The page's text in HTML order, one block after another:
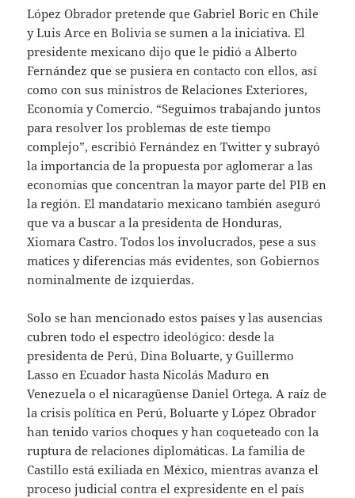
López Obrador pretende que Gabriel Boric en Chile
y Luis Arce en Bolivia se sumen a la iniciativa. El
presidente mexicano dijo que le pidió a Alberto
Fernández que se pusiera en contacto con ellos, así
como con sus ministros de Relaciones Exteriores,
Economía y Comercio. “Seguimos trabajando juntos
para resolver los problemas de este tiempo
complejo”, escribió Fernández en Twitter y subrayó
la importancia de la propuesta por aglomerar a las
economías que concentran la mayor parte del PIB en
la región. El mandatario mexicano también aseguró
que va a buscar a la presidenta de Honduras,
Xiomara Castro. Todos los involucrados, pese a sus
matices y diferencias más evidentes, son Gobiernos
nominalmente de izquierdas.
Solo se han mencionado estos países y las ausencias
cubren todo el espectro ideológico: desde la
presidenta de Perú, Dina Boluarte, y Guillermo
Lasso en Ecuador hasta Nicolás Maduro en
Venezuela o el nicaragüense Daniel Ortega. A raíz de
la crisis política en Perú, Boluarte y López Obrador
han tenido varios choques y han coqueteado con la
ruptura de relaciones diplomáticas. La familia de
Castillo está exiliada en México, mientras avanza el
proceso judicial contra el expresidente en el país